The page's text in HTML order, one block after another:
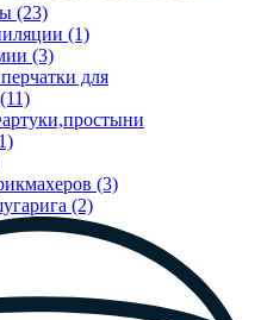
(23)
(1)
(3)
для
(3)
(2)